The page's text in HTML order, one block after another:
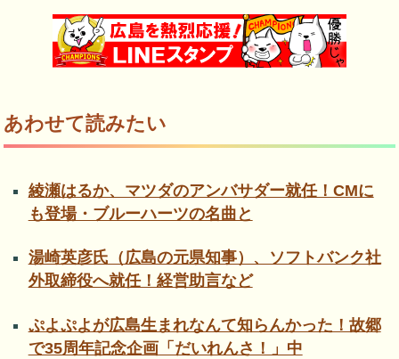
あわせて読みたい
綾瀬はるか、マツダのアンバサダー就任！CMに
も登場・ブルーハーツの名曲と
湯崎英彦氏（広島の元県知事）、ソフトバンク社
外取締役へ就任！経営助言など
ぷよぷよが広島生まれなんて知らんかった！故郷
で35周年記念企画「だいれんさ！」中